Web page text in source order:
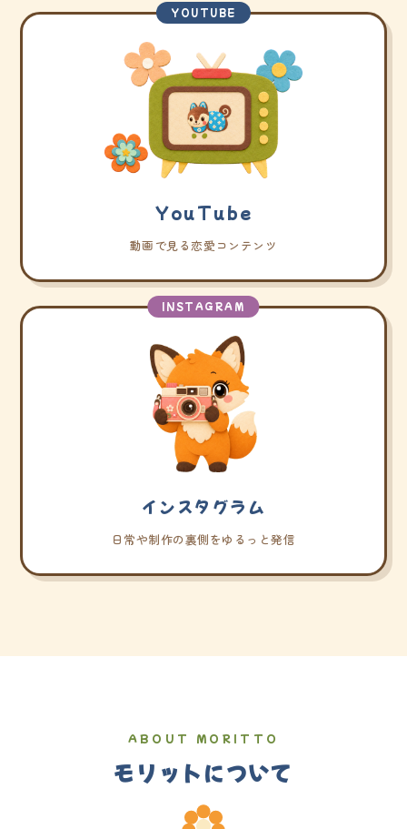
YOUTUBE
YouTube
動画で見る恋愛コンテンツ
INSTAGRAM
インスタグラム
日常や制作の裏側をゆるっと発信
ABOUT MORITTO
モリットについて